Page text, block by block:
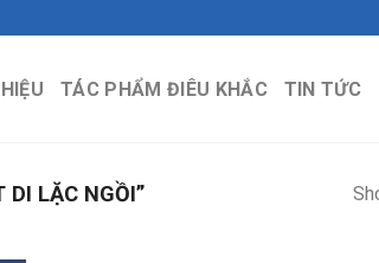
TÁC PHẨM ĐIÊU KHẮC TIN TỨC
DI LẶC NGỒI”